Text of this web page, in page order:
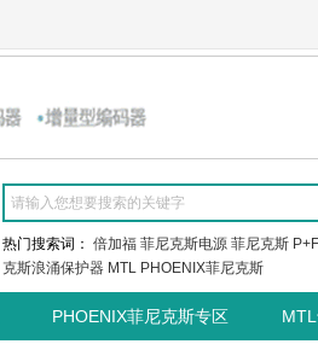
热门搜索词： 倍加福 菲尼克斯电源 菲尼克斯 P+F
克斯浪涌保护器 MTL PHOENIX菲尼克斯
PHOENIX菲尼克斯专区